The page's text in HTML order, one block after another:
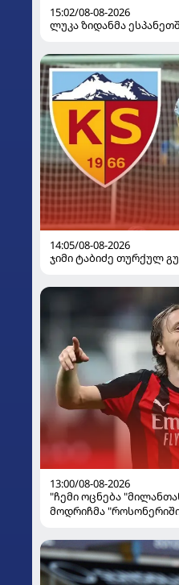
15:02/08-08-2026
ლუკა ზიდანმა
14:05/08-08-2026
ჯიმი ტაბიძე თურქულ
13:00/08-08-2026
"ჩემი ოცნება
მოდრიჩმა